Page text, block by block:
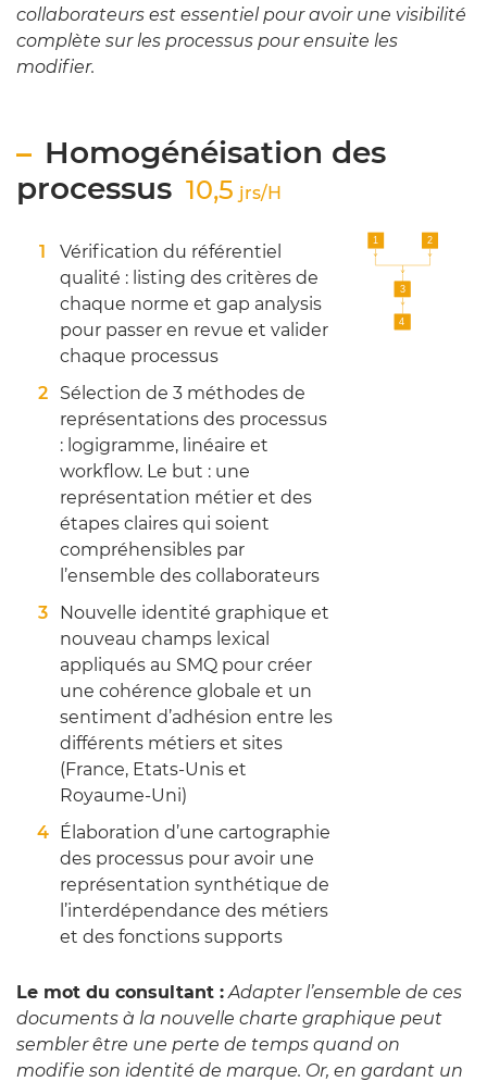
collaborateurs est essentiel pour avoir une visibilité
complète sur les processus pour ensuite les
modifier.
Homogénéisation des
processus 10,5 jrs/H
Vérification du référentiel
qualité : listing des critères de
chaque norme et gap analysis
pour passer en revue et valider
chaque processus
Sélection de 3 méthodes de
représentations des processus
: logigramme, linéaire et
workflow. Le but : une
représentation métier et des
étapes claires qui soient
compréhensibles par
l’ensemble des collaborateurs
Nouvelle identité graphique et
nouveau champs lexical
appliqués au SMQ pour créer
une cohérence globale et un
sentiment d’adhésion entre les
différents métiers et sites
(France, Etats-Unis et
Royaume-Uni)
Élaboration d’une cartographie
des processus pour avoir une
représentation synthétique de
l’interdépendance des métiers
et des fonctions supports
Le mot du consultant : Adapter l’ensemble de ces
documents à la nouvelle charte graphique peut
sembler être une perte de temps quand on
modifie son identité de marque. Or, en gardant un